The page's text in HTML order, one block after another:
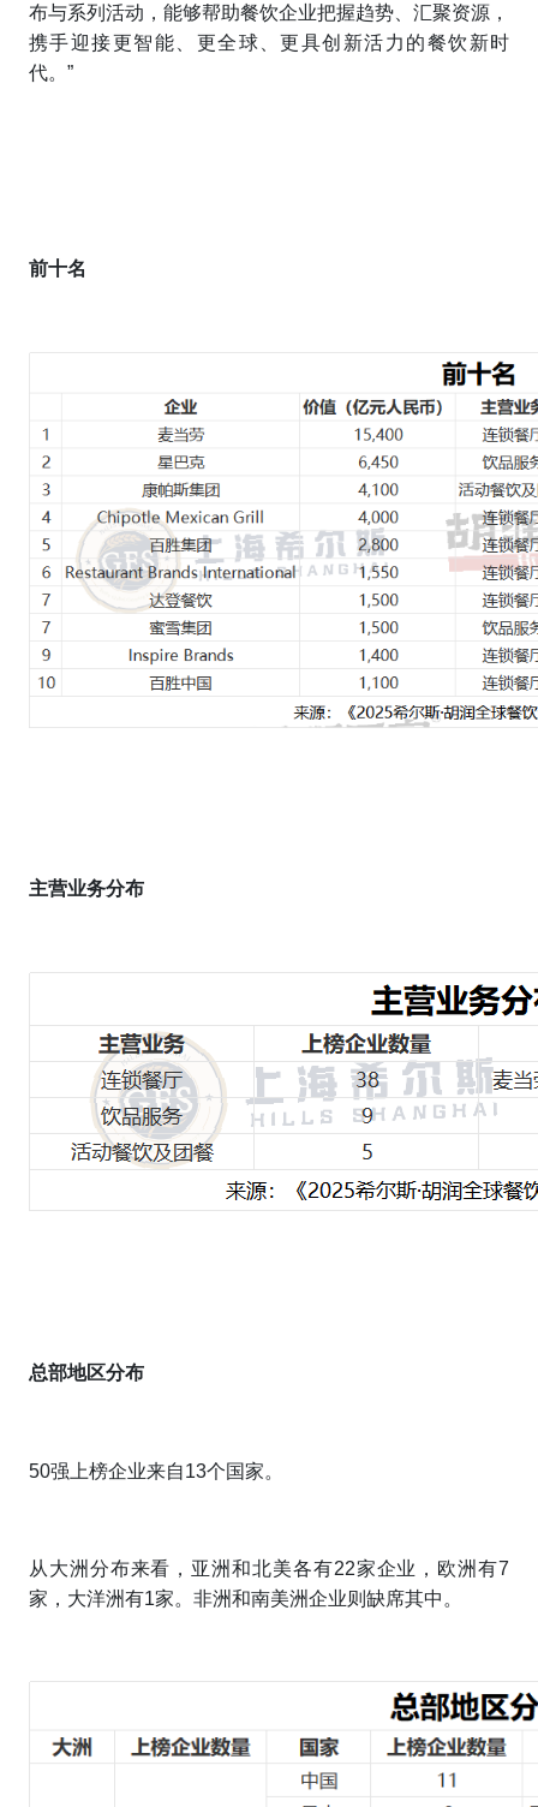
布与系列活动，能够帮助餐饮企业把握趋势、汇聚资源，
携手迎接更智能、更全球、更具创新活力的餐饮新时
代。”
前十名
主营业务分布
总部地区分布
50强上榜企业来自13个国家。
从大洲分布来看，亚洲和北美各有22家企业，欧洲有7
家，大洋洲有1家。非洲和南美洲企业则缺席其中。